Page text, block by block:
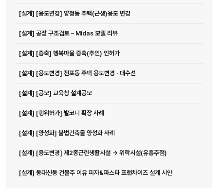
[설계] [용도변경] 양정동 주택(근생)용도 변경
[설계] 공장 구조검토 – Midas 모델 리뷰
[설계] [증축] 행복마을 증축(추인) 인허가
[설계] [용도변경] 전포동 주택 용도변경 · 대수선
[설계] [공모] 교육청 설계공모
[설계] [행위허가] 발코니 확장 사례
[설계] [양성화] 불법건축물 양성화 사례
[설계] [용도변경] 제2종근린생활시설 -> 위락시설(유흥주점)
[설계] 동대신동 건물주 이유 피자&파스타 프랜차이즈 설계 시안